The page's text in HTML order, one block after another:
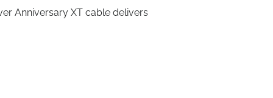
Anniversary XT cable delivers